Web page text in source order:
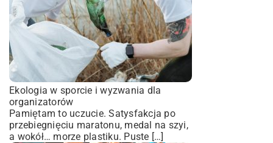
Ekologia w sporcie i wyzwania dla
organizatorów
Pamiętam to uczucie. Satysfakcja po
przebiegnięciu maratonu, medal na szyi,
a wokół… morze plastiku. Puste […]